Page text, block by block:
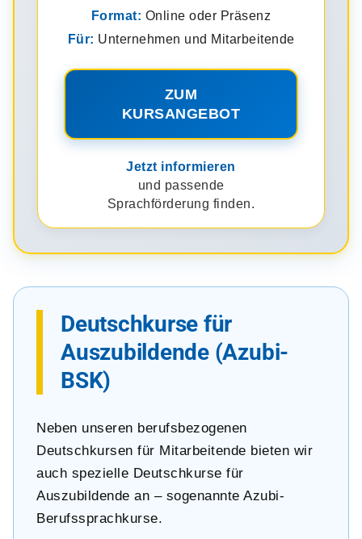
Format: Online oder Präsenz
Für: Unternehmen und Mitarbeitende
ZUM
KURSANGEBOT
Jetzt informieren
und passende
Sprachförderung finden.
Deutschkurse für
Auszubildende (Azubi-
BSK)
Neben unseren berufsbezogenen
Deutschkursen für Mitarbeitende bieten wir
auch spezielle Deutschkurse für
Auszubildende an – sogenannte Azubi-
Berufssprachkurse.